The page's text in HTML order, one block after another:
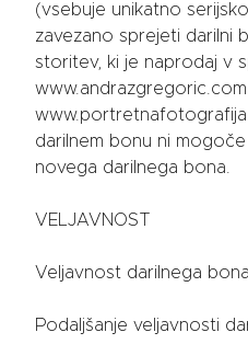
(vsebuje unikatno
zavezano sprejeti darilni
storitev, ki je naprodaj v
www.andrazgregoric.com
darilnem bonu ni
novega darilnega bona.
VELJAVNOST
Veljavnost darilnega
Podaljšanje veljavnosti